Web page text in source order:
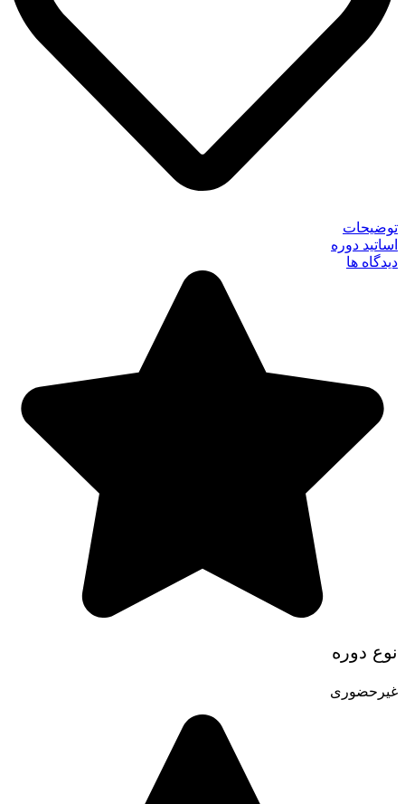
توضیحات
اساتید دوره
دیدگاه ها
نوع دوره
غیرحضوری